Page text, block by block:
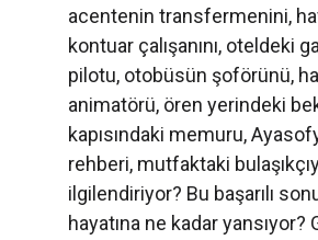
acentenin transfermenini,
kontuar çalışanını, oteldeki
pilotu, otobüsün şoförünü,
animatörü, ören yerindeki
kapısındaki memuru,
rehberi, mutfaktaki
ilgilendiriyor? Bu başarılı
hayatına ne kadar yansıyor?